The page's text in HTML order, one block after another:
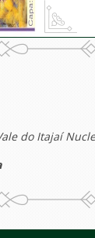
do Itajaí